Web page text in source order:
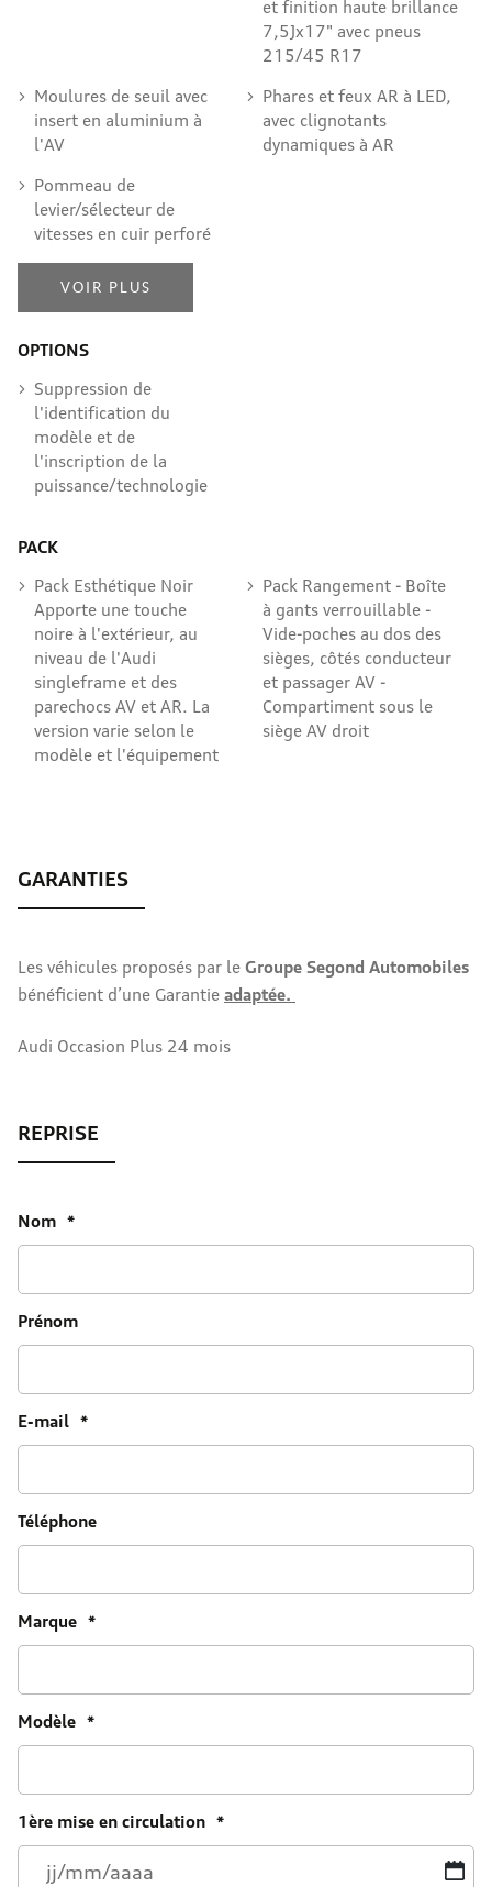
et finition haute brillance
7,5Jx17" avec pneus
215/45 R17
Moulures de seuil avec
insert en aluminium à
l'AV
Phares et feux AR à LED,
avec clignotants
dynamiques à AR
Pommeau de
levier/sélecteur de
vitesses en cuir perforé
VOIR PLUS
OPTIONS
Suppression de
l'identification du
modèle et de
l'inscription de la
puissance/technologie
PACK
Pack Esthétique Noir
Apporte une touche
noire à l'extérieur, au
niveau de l'Audi
singleframe et des
parechocs AV et AR. La
version varie selon le
modèle et l'équipement
Pack Rangement - Boîte
à gants verrouillable -
Vide-poches au dos des
sièges, côtés conducteur
et passager AV -
Compartiment sous le
siège AV droit
Les véhicules proposés par le Groupe Segond Automobiles
bénéficient d’une Garantie adaptée.
Audi Occasion Plus 24 mois
Nom *
Prénom
E-mail *
Téléphone
Marque *
Modèle *
1ère mise en circulation *
JJ